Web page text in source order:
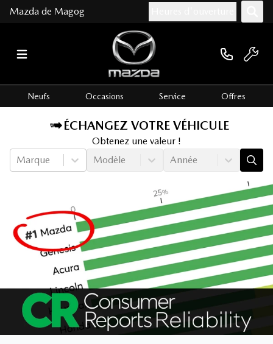
Mazda de Magog
Neufs Occasions Service Offres
ÉCHANGEZ VOTRE VÉHICULE
Obtenez une valeur !
Marque
Modèle Année